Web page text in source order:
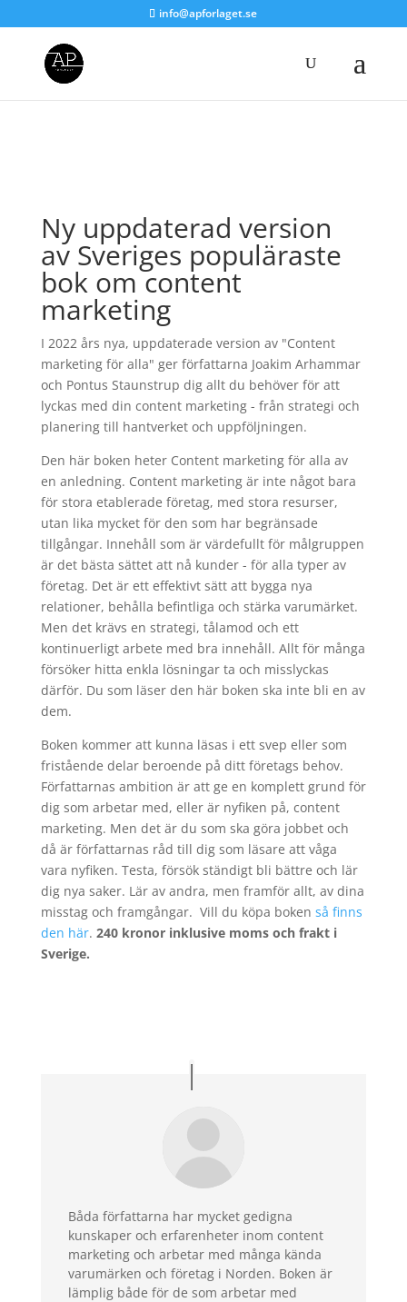
info@apforlaget.se
Ny uppdaterad version
av Sveriges populäraste
bok om content
marketing
I 2022 års nya, uppdaterade version av "Content
marketing för alla" ger författarna Joakim Arhammar
och Pontus Staunstrup dig allt du behöver för att
lyckas med din content marketing - från strategi och
planering till hantverket och uppföljningen.
Den här boken heter Content marketing för alla av
en anledning. Content marketing är inte något bara
för stora etablerade företag, med stora resurser,
utan lika mycket för den som har begränsade
tillgångar. Innehåll som är värdefullt för målgruppen
är det bästa sättet att nå kunder - för alla typer av
företag. Det är ett effektivt sätt att bygga nya
relationer, behålla befintliga och stärka varumärket.
Men det krävs en strategi, tålamod och ett
kontinuerligt arbete med bra innehåll. Allt för många
försöker hitta enkla lösningar ta och misslyckas
därför. Du som läser den här boken ska inte bli en av
dem.
Boken kommer att kunna läsas i ett svep eller som
fristående delar beroende på ditt företags behov.
Författarnas ambition är att ge en komplett grund för
dig som arbetar med, eller är nyfiken på, content
marketing. Men det är du som ska göra jobbet och
då är författarnas råd till dig som läsare att våga
vara nyfiken. Testa, försök ständigt bli bättre och lär
dig nya saker. Lär av andra, men framför allt, av dina
misstag och framgångar. Vill du köpa boken så finns
den här. 240 kronor inklusive moms och frakt i
Sverige.
Båda författarna har mycket gedigna
kunskaper och erfarenheter inom content
marketing och arbetar med många kända
varumärken och företag i Norden. Boken är
lämplig både för de som arbetar med